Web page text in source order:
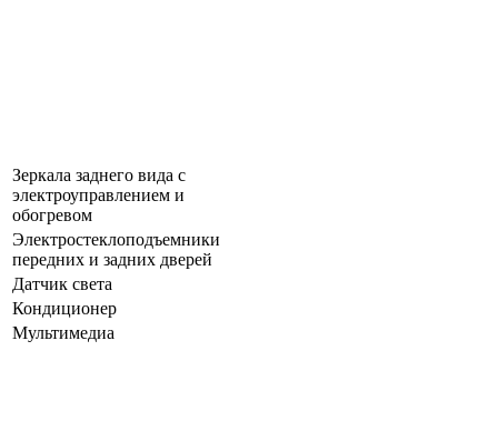
Зеркала заднего вида с
электроуправлением и
обогревом
Электростеклоподъемники
передних и задних дверей
Датчик света
Кондиционер
Мультимедиа